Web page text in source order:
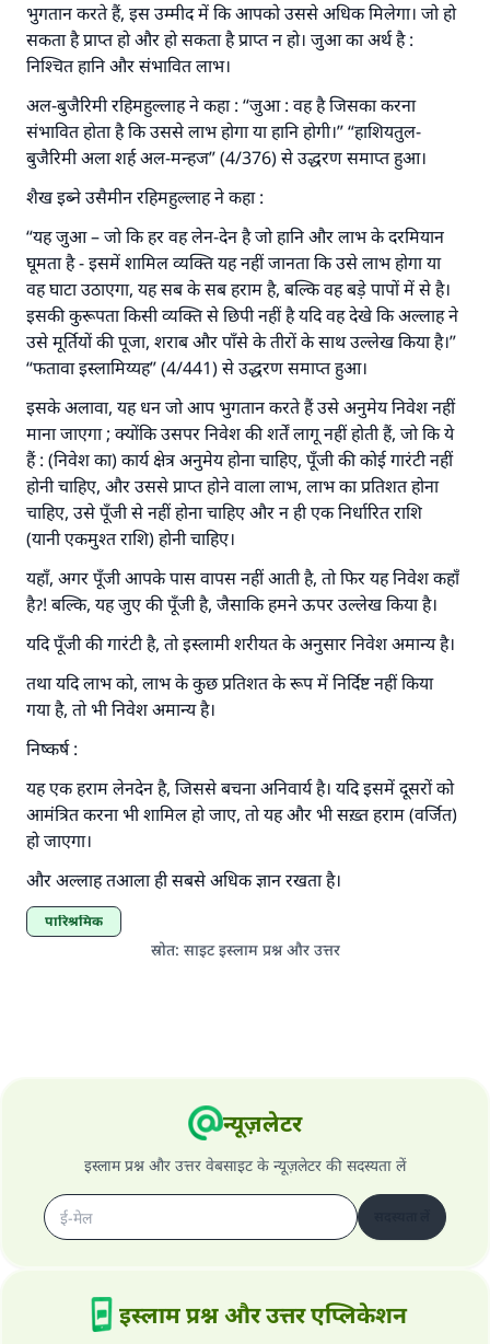
भुगतान करते हैं, इस उम्मीद में कि आपको उससे अधिक मिलेगा। जो हो
सकता है प्राप्त हो और हो सकता है प्राप्त न हो। जुआ का अर्थ है :
निश्चित हानि और संभावित लाभ।
अल-बुजैरिमी रहिमहुल्लाह ने कहा : “जुआ : वह है जिसका करना
संभावित होता है कि उससे लाभ होगा या हानि होगी।” “हाशियतुल-
बुजैरिमी अला शर्ह अल-मन्हज” (4/376) से उद्धरण समाप्त हुआ।
शैख इब्ने उसैमीन रहिमहुल्लाह ने कहा :
“यह जुआ – जो कि हर वह लेन-देन है जो हानि और लाभ के दरमियान
घूमता है - इसमें शामिल व्यक्ति यह नहीं जानता कि उसे लाभ होगा या
वह घाटा उठाएगा, यह सब के सब हराम है, बल्कि वह बड़े पापों में से है।
इसकी कुरूपता किसी व्यक्ति से छिपी नहीं है यदि वह देखे कि अल्लाह ने
उसे मूर्तियों की पूजा, शराब और पाँसे के तीरों के साथ उल्लेख किया है।”
“फतावा इस्लामिय्यह” (4/441) से उद्धरण समाप्त हुआ।
इसके अलावा, यह धन जो आप भुगतान करते हैं उसे अनुमेय निवेश नहीं
माना जाएगा ; क्योंकि उसपर निवेश की शर्तें लागू नहीं होती हैं, जो कि ये
हैं : (निवेश का) कार्य क्षेत्र अनुमेय होना चाहिए, पूँजी की कोई गारंटी नहीं
होनी चाहिए, और उससे प्राप्त होने वाला लाभ, लाभ का प्रतिशत होना
चाहिए, उसे पूँजी से नहीं होना चाहिए और न ही एक निर्धारित राशि
(यानी एकमुश्त राशि) होनी चाहिए।
यहाँ, अगर पूँजी आपके पास वापस नहीं आती है, तो फिर यह निवेश कहाँ
हैॽ! बल्कि, यह जुए की पूँजी है, जैसाकि हमने ऊपर उल्लेख किया है।
यदि पूँजी की गारंटी है, तो इस्लामी शरीयत के अनुसार निवेश अमान्य है।
तथा यदि लाभ को, लाभ के कुछ प्रतिशत के रूप में निर्दिष्ट नहीं किया
गया है, तो भी निवेश अमान्य है।
निष्कर्ष :
यह एक हराम लेनदेन है, जिससे बचना अनिवार्य है। यदि इसमें दूसरों को
आमंत्रित करना भी शामिल हो जाए, तो यह और भी सख़्त हराम (वर्जित)
हो जाएगा।
और अल्लाह तआला ही सबसे अधिक ज्ञान रखता है।
पारिश्रमिक
स्रोत: साइट इस्लाम प्रश्न और उत्तर
न्यूज़लेटर
इस्लाम प्रश्न और उत्तर वेबसाइट के न्यूज़लेटर की सदस्यता लें
इस्लाम प्रश्न और उत्तर एप्लिकेशन
उत्तर संख्या 110845 ने एक शादी बचाई।.
उम्मत के प्रश्नों का उत्तर देने में हमारी सहायता करें
अल्लाह के रसूल सल्लल्लाहु अलैहि व सल्लम ने फरमाया :
'जो व्यक्ति भलाई का मार्ग दर्शाए, उसके लिए उस भलाई के
करने वाले के समान प्रतिफल है।''
(मुस्लिम : 1893).
योगदान करें